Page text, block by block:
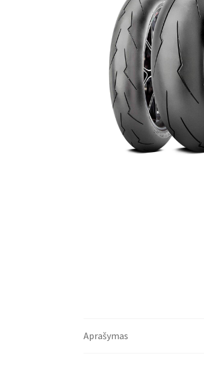
Aprašymas